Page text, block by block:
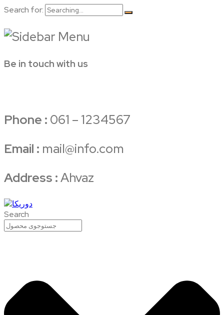
Search for:
Be in touch with us
Phone : 061 – 1234567
Email : mail@info.com
Address :Ahvaz
Search